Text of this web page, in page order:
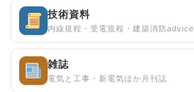
技術資料
内線規程・受電規程・建築消防advice
雑誌
電気と工事・新電気ほか月刊誌